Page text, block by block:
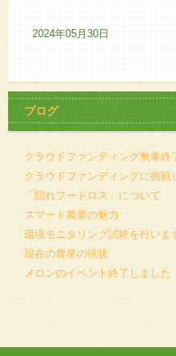
2024年05月30日
ブログ
クラウドファンディング無事終
クラウドファンディングに挑戦
「隠れフードロス」について
スマート農業の魅力
環境モニタリング試験を行いま
現在の農業の現状
メロンのイベント終了しました